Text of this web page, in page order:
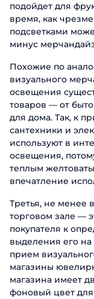
подойдет для
время, как
подсветками
минус
Похожие по
визуального
освещения
товаров — от
для дома. Так, к
сантехники и
используют в
освещения,
теплым
впечатление
Третья, не менее
торговом зале —
покупателя к
выделения его на
прием
магазины
магазина имеет
фоновый цвет